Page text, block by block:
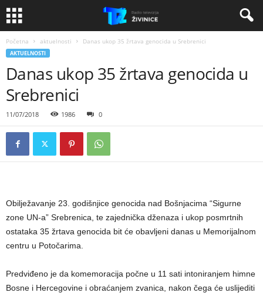
Početna aktuelnosti Danas ukop 35 žrtava genocida u Srebrenici
AKTUELNOSTI
Danas ukop 35 žrtava genocida u
Srebrenici
11/07/2018 1986 0
Obilježavanje 23. godišnjice genocida nad Bošnjacima “Sigurne
zone UN-a” Srebrenica, te zajednička dženaza i ukop posmrtnih
ostataka 35 žrtava genocida bit će obavljeni danas u Memorijalnom
centru u Potočarima.
Predviđeno je da komemoracija počne u 11 sati intoniranjem himne
Bosne i Hercegovine i obraćanjem zvanica, nakon čega će uslijediti